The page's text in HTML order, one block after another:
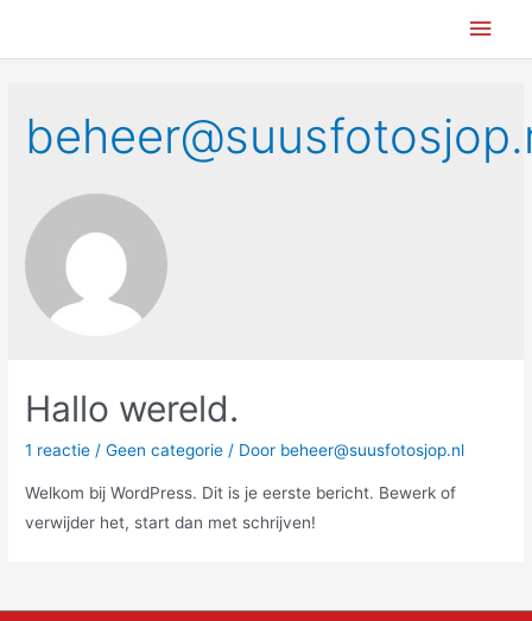
Hallo wereld.
1 reactie /Geen categorie / Door beheer@suusfotosjop.nl
Welkom bij WordPress. Dit is je eerste bericht. Bewerk of
verwijder het, start dan met schrijven!